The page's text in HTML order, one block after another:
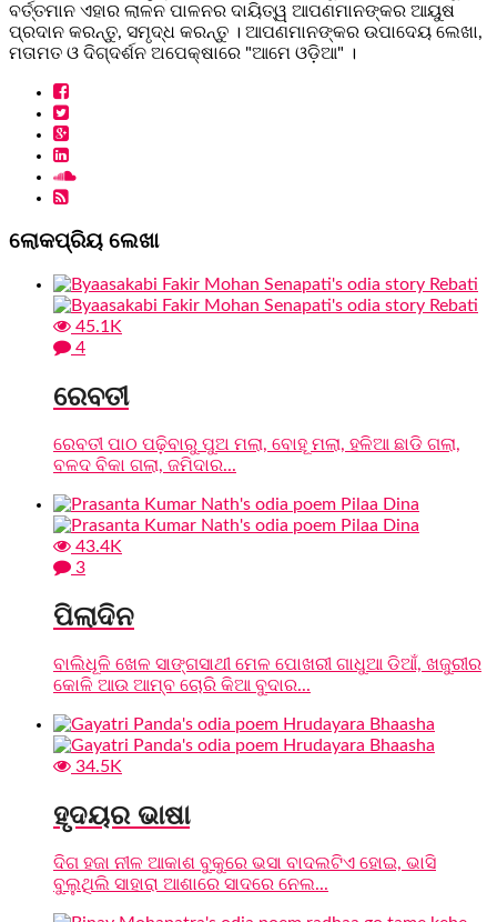
ବର୍ତ୍ତମାନ ଏହାର ଲାଳନ ପାଳନର ଦାୟିତ୍ୱ ଆପଣମାନଙ୍କର ଆୟୁଷ
ପ୍ରଦାନ କରନ୍ତୁ, ସମୃଦ୍ଧ କରନ୍ତୁ । ଆପଣମାନଙ୍କର ଉପାଦେୟ ଲେଖା,
ମତାମତ ଓ ଦିଗ୍ଦର୍ଶନ ଅପେକ୍ଷାରେ "ଆମେ ଓଡ଼ିଆ" ।
ଲୋକପ୍ରିୟ ଲେଖା
45.1K
4
ରେବତୀ
ରେବତୀ ପାଠ ପଢ଼ିବାରୁ ପୁଅ ମଲା, ବୋହୂ ମଲା, ହଳିଆ ଛାଡି ଗଲା,
ବଳଦ ବିକା ଗଲା, ଜମିଦାର...
43.4K
3
ପିଲାଦିନ
ବାଲିଧୂଳି ଖେଳ ସାଙ୍ଗସାଥୀ ମେଳ ପୋଖରୀ ଗାଧୁଆ ଡିଆଁ, ଖଜୁରୀର
କୋଳି ଆଉ ଆମ୍ବ ଚୋରି କିଆ ବୁଦାର...
34.5K
ହୃଦୟର ଭାଷା
ଦିଗ ହଜା ନୀଳ ଆକାଶ ବୁକୁରେ ଭସା ବାଦଲଟିଏ ହୋଇ, ଭାସି
ବୁଲୁଥିଲି ସାହାରା ଆଶାରେ ସାଦରେ ନେଲ...